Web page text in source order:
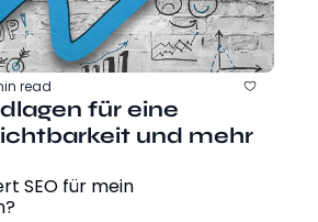
read
für eine
und mehr
SEO für mein